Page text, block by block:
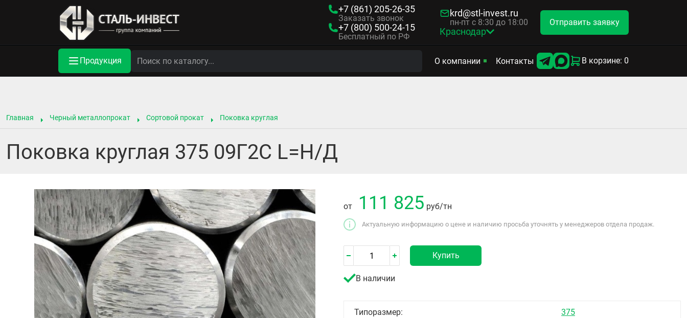
+7 (861) 205-26-35
Заказать звонок
+7 (800) 500-24-15
Бесплатный по РФ
krd@stl-invest.ru
пн-пт с 8:30 до 18:00
Краснодар
Отправить заявку
Продукция О компании Контакты В корзине: 0
Главная Черный металлопрокат Сортовой прокат Поковка круглая
Поковка круглая 375 09Г2С L=Н/Д
от 111 825 руб/тн
Актуальную информацию о цене и наличию просьба уточнять у менеджеров отдела продаж.
Купить
В наличии
Типоразмер: 375